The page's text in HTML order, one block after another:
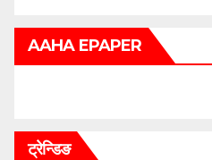
AAHA EPAPER
ट्रेन्डिङ